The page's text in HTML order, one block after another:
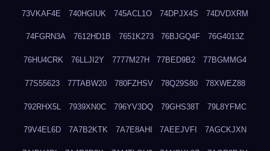
73VKAF4E 740HGIUK 745ACL1O 74DPJX4S 74DVDXRM
74FGRN3A 7612HD1B 7651K273 76BJGQ4F 76G4013Z
76HU4CRK 76LLJI2Y 7777M27H 77BED9B2 77BGMMG4
77S55623 77TABW20 780FZHSV 78Q29S80 78XWEZ88
792RHX5L 7939XN0C 796YV3DQ 79GHS38T 79L8YFMC
79V4EL6D 7A7B2KTK 7A7E8AHI 7AEEJVFI 7AGCKJXN